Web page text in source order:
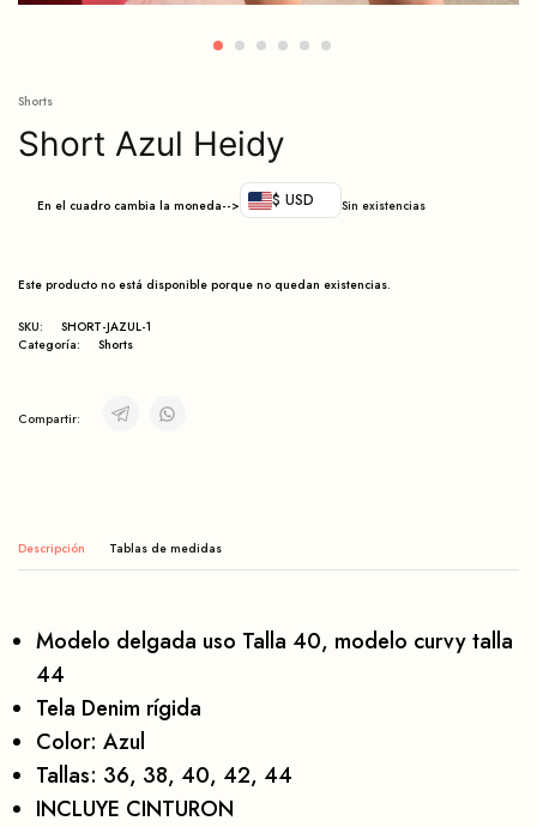
Shorts
Short Azul Heidy
En el cuadro cambia la moneda--> $ USD Sin existencias
Este producto no está disponible porque no quedan existencias.
SKU:
SHORT-JAZUL-1
Categoría:
Shorts
Compartir:
Descripción
Modelo delgada uso Talla 40, modelo curvy talla
44
Tela Denim rígida
Color: Azul
Tallas: 36, 38, 40, 42, 44
INCLUYE CINTURON